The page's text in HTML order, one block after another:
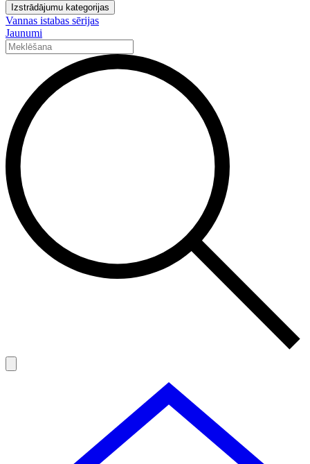
Izstrādājumu kategorijas
Vannas istabas sērijas
Jaunumi